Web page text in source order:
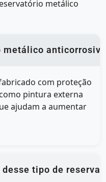
metálico
metálico
com proteção
pintura externa
ajudam a aumentar
tipo de